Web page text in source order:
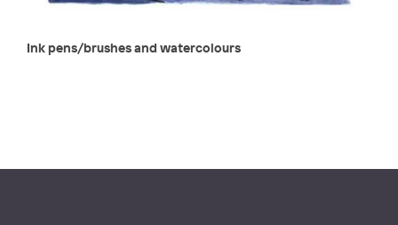
Ink pens/brushes and watercolours